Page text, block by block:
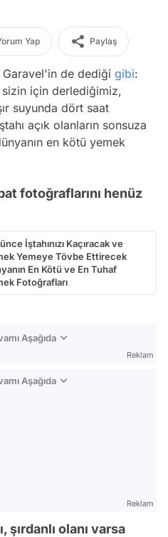
Yap Paylaş
de dediği gibi:
için derlediğimiz,
suyunda dört saat
açık olanların sonsuza
en kötü yemek
fotoğraflarını henüz
İştahınızı Kaçıracak ve
Yemeye Tövbe Ettirecek
En Kötü ve En Tuhaf
Fotoğrafları
Aşağıda
Reklam
Aşağıda
Reklam
şırdanlı olanı varsa